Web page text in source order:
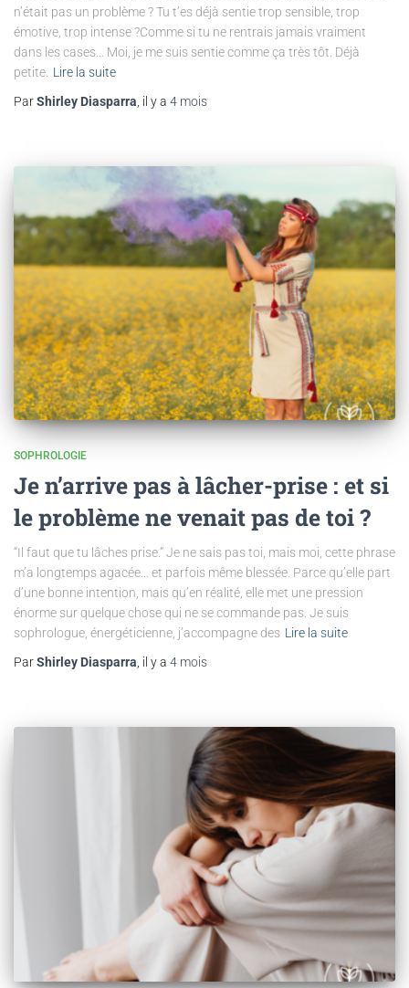
n’était pas un problème ? Tu t’es déjà sentie trop sensible, trop
émotive, trop intense ?Comme si tu ne rentrais jamais vraiment
dans les cases… Moi, je me suis sentie comme ça très tôt. Déjà
petite. Lire la suite
ParShirley Diasparra , il y a 4 mois
SOPHROLOGIE
Je n’arrive pas à lâcher-prise : et si
le problème ne venait pas de toi ?
“Il faut que tu lâches prise.” Je ne sais pas toi, mais moi, cette phrase
m’a longtemps agacée… et parfois même blessée. Parce qu’elle part
d’une bonne intention, mais qu’en réalité, elle met une pression
énorme sur quelque chose qui ne se commande pas. Je suis
sophrologue, énergéticienne, j’accompagne des Lire la suite
ParShirley Diasparra, il y a 4 mois